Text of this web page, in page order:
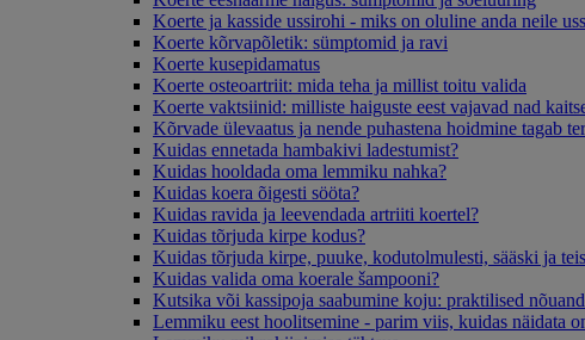
Koerte ja kasside ussirohi - miks on oluline anda neile
Koerte kõrvapõletik: sümptomid ja ravi
Koerte kusepidamatus
Koerte osteoartriit: mida teha ja millist toitu valida
Koerte vaktsiinid: milliste haiguste eest vajavad nad
Kõrvade ülevaatus ja nende puhastena hoidmine tagab
Kuidas ennetada hambakivi ladestumist?
Kuidas hooldada oma lemmiku nahka?
Kuidas koera õigesti sööta?
Kuidas ravida ja leevendada artriiti koertel?
Kuidas tõrjuda kirpe kodus?
Kuidas tõrjuda kirpe, puuke, kodutolmulesti, sääski ja
Kuidas valida oma koerale šampooni?
Kutsika või kassipoja saabumine koju: praktilised
Lemmiku eest hoolitsemine - parim viis, kuidas näidata